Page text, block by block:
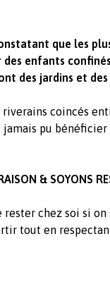
que les
enfants
des jardins et des
coincés
pu bénéficier
& SOYONS
chez soi si on
tout en